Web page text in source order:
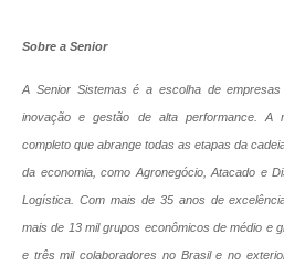
Sobre a Senior
A Senior Sistemas é a escolha de
inovação e gestão de alta performance. A
completo que abrange todas as etapas da
da economia, como Agronegócio, Atacado e
Logística. Com mais de 35 anos de
mais de 13 mil grupos econômicos de médio e
e três mil colaboradores no Brasil e no